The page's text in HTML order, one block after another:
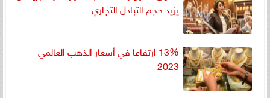
يزيد حجم التبادل التجاري
13% ارتفاعا في أسعار الذهب العالمي
2023